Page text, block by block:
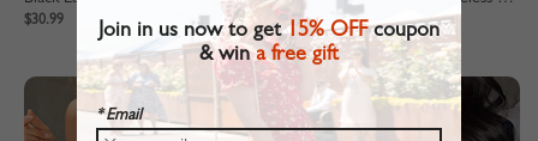
$30.99 $19.81
Join in us now to get15% OFFcoupon
& wina free gift
* Email